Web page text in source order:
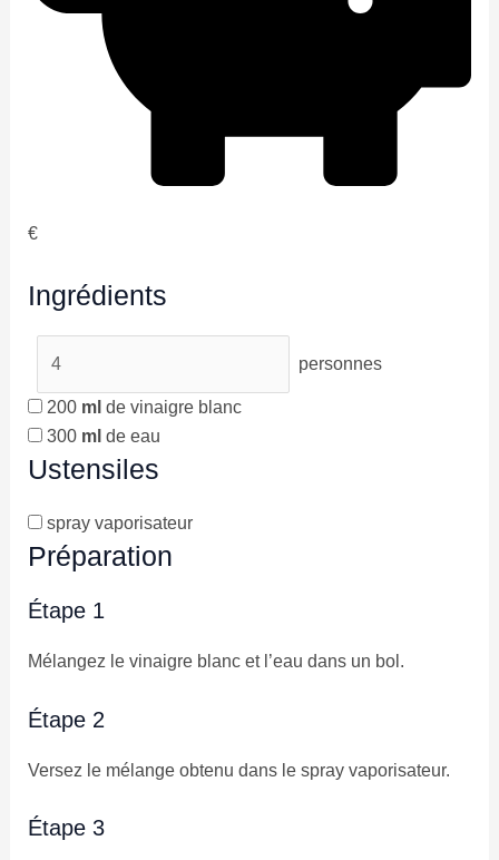
€
Ingrédients
personnes
200 ml de vinaigre blanc
300 ml de eau
Ustensiles
spray vaporisateur
Préparation
Étape 1
Mélangez le vinaigre blanc et l’eau dans un bol.
Étape 2
Versez le mélange obtenu dans le spray vaporisateur.
Étape 3